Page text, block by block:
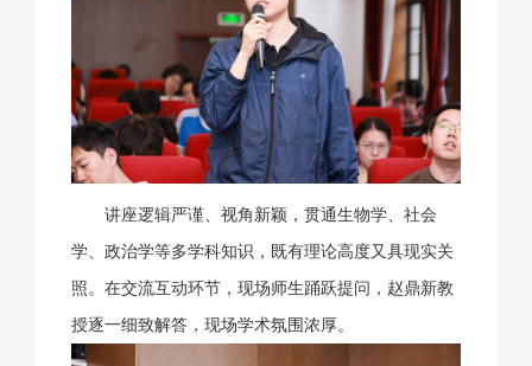
讲座逻辑严谨、视角新颖，贯通生物学、社会
学、政治学等多学科知识，既有理论高度又具现实关
照。在交流互动环节，现场师生踊跃提问，赵鼎新教
授逐一细致解答，现场学术氛围浓厚。